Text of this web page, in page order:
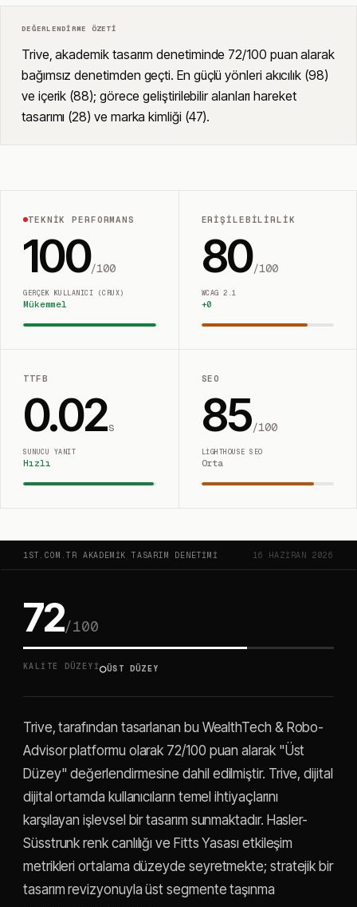
DEĞERLENDIRME ÖZETI
Trive, akademik tasarım denetiminde 72/100 puan alarak
bağımsız denetimden geçti. En güçlü yönleri akıcılık (98)
ve içerik (88); görece geliştirilebilir alanları hareket
tasarımı (28) ve marka kimliği (47).
TEKNIK PERFORMANS
100/100
GERÇEK KULLANICI (CRUX)
Mükemmel
ERIŞILEBILIRLIK
80/100
WCAG 2.1
+0
TTFB
0.02s
SUNUCU YANIT
Hızlı
SEO
85/100
LIGHTHOUSE SEO
Orta
1ST.COM.TR AKADEMIK TASARIM DENETIMI 16 HAZIRAN 2026
72/100
KALITE DÜZEYI○ÜST DÜZEY
Trive, tarafından tasarlanan bu WealthTech & Robo-
Advisor platformu olarak 72/100 puan alarak "Üst
Düzey" değerlendirmesine dahil edilmiştir. Trive, dijital
dijital ortamda kullanıcıların temel ihtiyaçlarını
karşılayan işlevsel bir tasarım sunmaktadır. Hasler-
Süsstrunk renk canlılığı ve Fitts Yasası etkileşim
metrikleri ortalama düzeyde seyretmekte; stratejik bir
tasarım revizyonuyla üst segmente taşınma